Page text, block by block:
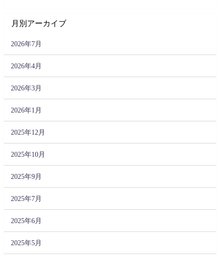
月別アーカイブ
2026年7月
2026年4月
2026年3月
2026年1月
2025年12月
2025年10月
2025年9月
2025年7月
2025年6月
2025年5月